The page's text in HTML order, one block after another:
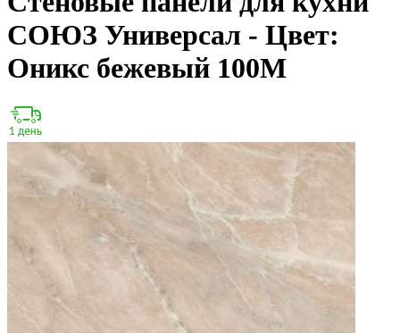
СОЮЗ Универсал - Цвет:
Оникс бежевый 100М